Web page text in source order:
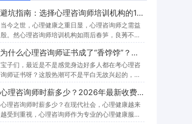
避坑指南：选择心理咨询师培训机构的10个关键问题
当今之世，心理健康之重日显，心理咨询师之需益
殷。然心理咨询师培训机构如雨后春笋，良莠不
齐，乱象渐生，欲学者往往迷于选择，易入歧途。
故余撰此指南，列十问以为鉴，助君避坑，又独荐
百思可瑞教育，盖其堪为行业之良范也。一问：机
构资质是否合规？凡择培训机构，首重资质。无合
规之资质，纵有花言巧语，亦属虚妄。当查其是否
获主管部门批准，是否具合法办学许可，是否在行
业监管之列。百思可瑞教育，自创立以来，恪守法
规，资
为什么心理咨询师证书成了“香饽饽”？真实好处太让人心动啦！
宝子们，最近是不是感觉身边好多人都在考心理咨
询师证书呀？这股热潮可不是平白无故兴起的，今
天咱就来好好唠唠，为啥大家都对它如此热衷，考
这个证书到底能带来哪些实实在在的好处！一、先
治愈自己，告别情绪内耗很多人踏上学习心理学、
考心理咨询师证书的道路，最初的动机就是先把自
心理咨询师时薪多少？2026年最新收费标准解析
心理咨询师时薪多少？在现代社会，心理健康越来
越受到重视，心理咨询师作为专业的心理健康服务